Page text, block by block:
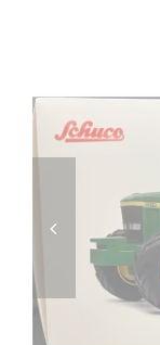
GESCHENKIDEEN
MEIN KONTO